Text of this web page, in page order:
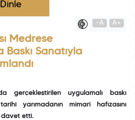
-A A+
Medrese
Sanatıyla
gerçekleştirilen uygulamalı baskı
yarımadanın mimari hafızasını
davet etti.